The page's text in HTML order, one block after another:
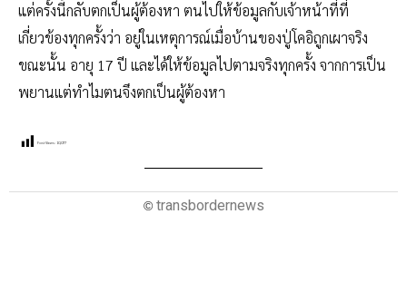
แต่ครั้งนี้กลับตกเป็นผู้ต้องหา ตนไปให้ข้อมูลกับเจ้าหน้าที่ที่
เกี่ยวข้องทุกครั้งว่า อยู่ในเหตุการณ์เมื่อบ้านของปู่โคอิถูกเผาจริง
ขณะนั้น อายุ 17 ปี และได้ให้ข้อมูลไปตามจริงทุกครั้ง จากการเป็น
พยานแต่ทำไมตนจึงตกเป็นผู้ต้องหา
Post Views: 10,077
© transbordernews